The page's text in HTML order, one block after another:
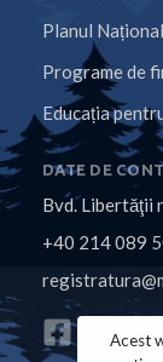
Planul
Programe de
Educația
DATE DE
Bvd. Libertăţii
+40 214 089
Acest